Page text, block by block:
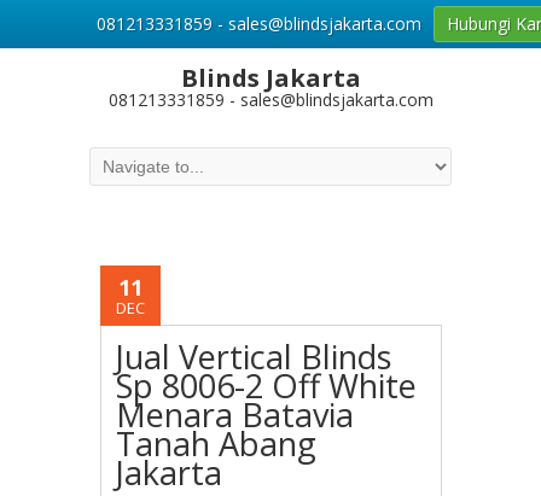
Blinds Jakarta
081213331859 - sales@blindsjakarta.com
11
DEC
Jual Vertical Blinds
Sp 8006-2 Off White
Menara Batavia
Tanah Abang
Jakarta
081213331859 - sales@blindsjakarta.com Hubungi